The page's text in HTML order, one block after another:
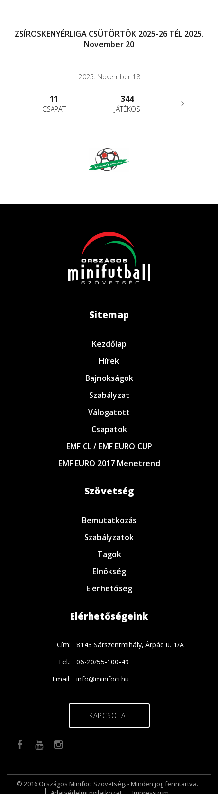
ZSÍROSKENYÉRLIGA CSÜTÖRTÖK 2025-26 TÉL 2025.
November 20
2025. November 18
11
CSAPAT
344
JÁTÉKOS
Sitemap
Kezdőlap
Hírek
Bajnokságok
Szabályzat
Válogatott
Csapatok
EMF CL / EMF EURO CUP
EMF EURO 2017 Menetrend
Szövetség
Bemutatkozás
Szabályzatok
Tagok
Elnökség
Elérhetőség
Elérhetőségeink
Cím:
8143 Sárszentmihály, Árpád u. 1/A
Tel.:
06-20/55-100-49
Email:
info@minifoci.hu
KAPCSOLAT
© 2016 Országos Minifoci Szövetség. - Minden jog fenntartva.